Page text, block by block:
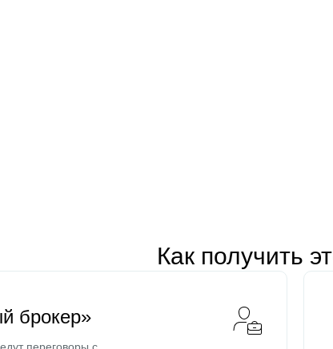
Как получить
брокер»